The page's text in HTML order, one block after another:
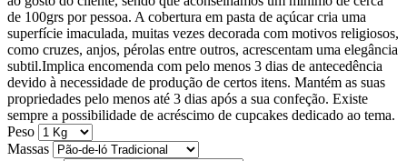
de 100grs por pessoa. A cobertura em pasta de açúcar cria uma
superfície imaculada, muitas vezes decorada com motivos religiosos,
como cruzes, anjos, pérolas entre outros, acrescentam uma elegância
subtil.Implica encomenda com pelo menos 3 dias de antecedência
devido à necessidade de produção de certos itens. Mantém as suas
propriedades pelo menos até 3 dias após a sua confeção. Existe
sempre a possibilidade de acréscimo de cupcakes dedicado ao tema.
Peso
Massas